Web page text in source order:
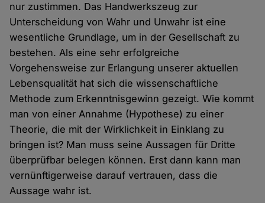
nur zustimmen. Das Handwerkszeug zur
Unterscheidung von Wahr und Unwahr ist eine
wesentliche Grundlage, um in der Gesellschaft zu
bestehen. Als eine sehr erfolgreiche
Vorgehensweise zur Erlangung unserer aktuellen
Lebensqualität hat sich die wissenschaftliche
Methode zum Erkenntnisgewinn gezeigt. Wie kommt
man von einer Annahme (Hypothese) zu einer
Theorie, die mit der Wirklichkeit in Einklang zu
bringen ist? Man muss seine Aussagen für Dritte
überprüfbar belegen können. Erst dann kann man
vernünftigerweise darauf vertrauen, dass die
Aussage wahr ist.